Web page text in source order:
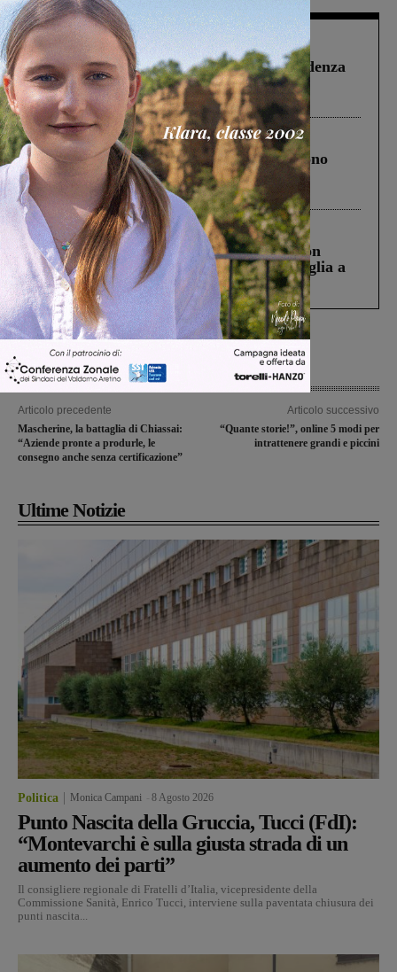
Figline Incisa Valdarno 1 Agosto 2026
Piscina di Figline finanziata oltre la scadenza
Pnrr, il gruppo di Fratelli d’Italia: “Un
ringraziamento al Governo”
Cronaca 4 Agosto 2026
Un anno fa la strage in A1 in cui morirono
Gianni, Giulia e Franco. Lo schianto, il
processo, lo stop ai sorpassi fra tir....
Cronaca 3 Agosto 2026
Scomparso da una struttura di Castiglion
Fiorentino l’uomo che aveva ucciso la figlia a
Levane nel 2020
Articolo precedente
Mascherine, la battaglia di Chiassai:
“Aziende pronte a produrle, le
consegno anche senza certificazione”
Articolo successivo
“Quante storie!”, online 5 modi per
intrattenere grandi e piccini
Ultime Notizie
Politica Monica Campani 8 Agosto 2026
Punto Nascita della Gruccia, Tucci (FdI):
“Montevarchi è sulla giusta strada di un
aumento dei parti”
Il consigliere regionale di Fratelli d’Italia, vicepresidente della
Commissione Sanità, Enrico Tucci, interviene sulla paventata chiusura dei
punti nascita...